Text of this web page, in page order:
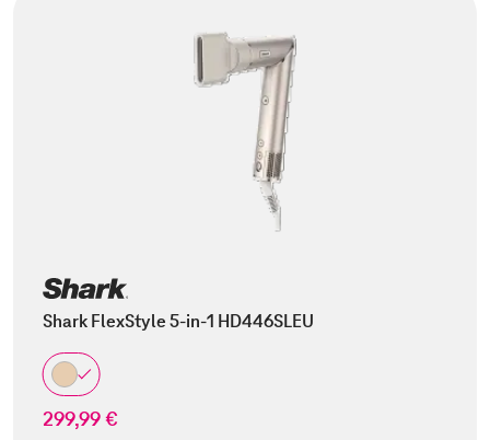
Shark FlexStyle 5-in-1 HD446SLEU
299,99 €